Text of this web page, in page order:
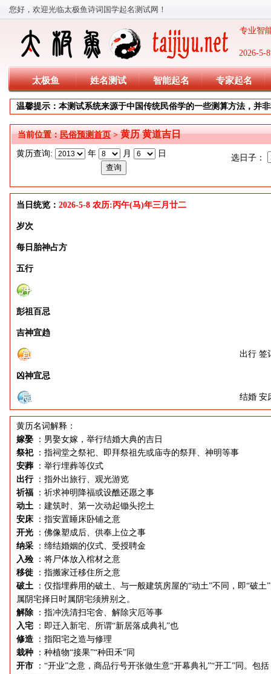
您好，欢迎光临太极鱼诗词国学起名测试网！
2026-5-
专业智
太极鱼 姓名测试 智能起名 专家起名
温馨提示：本测试系统来源于中国传统民俗学的一些测算方法，并
当前位置：民俗预测首页>黄历 黄道吉日
黄历查询: 年 月 日 选日子：
当日统览： 2026-5-8 农历:丙午(马)年三月廿二
岁次
每日胎神占方
五行
彭祖百忌
吉神宜趋
出行 签
凶神宜忌
结婚 安
黄历名词解释：
嫁娶
：男娶女嫁，举行结婚大典的吉日
祭祀 ：指祠堂之祭祀、即拜祭祖先或庙寺的祭拜、神明等事
安葬
：举行埋葬等仪式
出行 ：指外出旅行、观光游览
祈福
：祈求神明降福或设醮还愿之事
动土
：建筑时、第一次动起锄头挖土
安床
：指安置睡床卧铺之意
开光
：佛像塑成后、供奉上位之事
纳采
：缔结婚姻的仪式、受授聘金
入殓
：将尸体放入棺材之意
移徙
：指搬家迁移住所之意
破土
：仅指埋葬用的破土、与一般建筑房屋的“动土”不同，即“破
属阴宅择日时属阴宅须辨别之。
解除
：指冲洗清扫宅舍、解除灾厄等事
入宅
：即迁入新宅、所谓“新居落成典礼”也
修造
：指阳宅之造与修理
栽种
：种植物“接果”“种田禾”同
开市
：“开业”之意，商品行号开张做生意“开幕典礼”“开工”同。